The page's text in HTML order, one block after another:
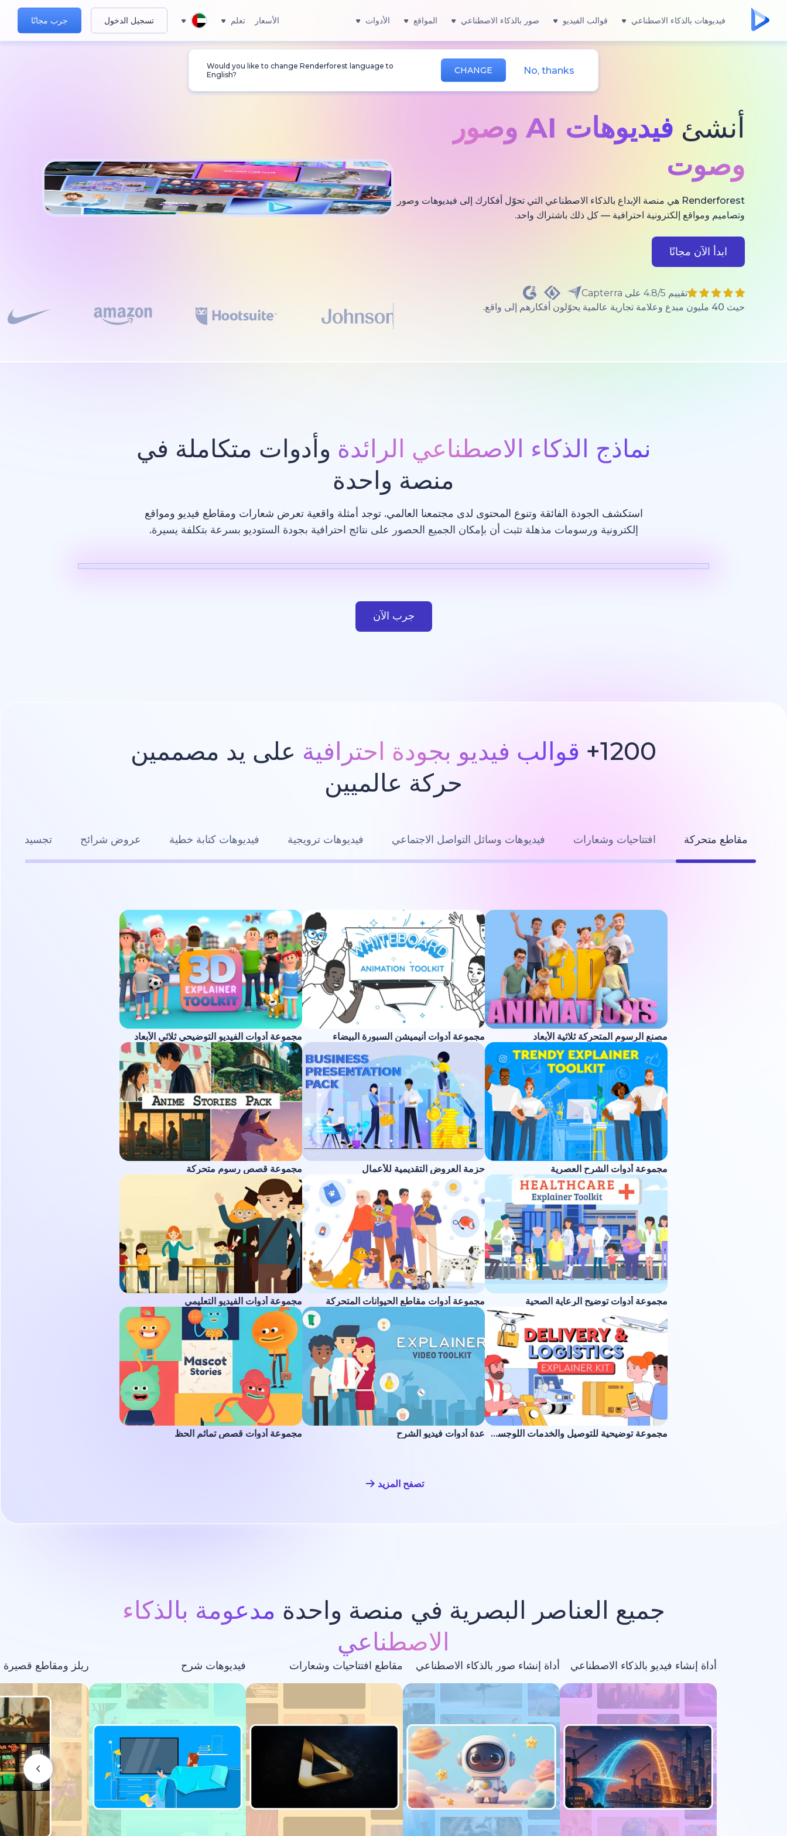
فيديوهات بالذكاء الاصطناعي قوالب الفيديو صور بالذكاء الاصطناعي المواقع الأدوات الأسعار تعلم تسجيل الدخول جرب مجانًا
Would you like to change Renderforest language to
English?
CHANGE No, thanks
أنشئ فيديوهات AI
وصور
وصوت
Renderforest هي منصة الإبداع بالذكاء الاصطناعي التي تحوّل أفكارك إلى فيديوهات وصور
وتصاميم ومواقع إلكترونية احترافية — كل ذلك باشتراك واحد.
ابدأ الآن مجانًا
تقييم 4.8/5 على Capterra
حيث 40 مليون مبدع وعلامة تجارية عالمية يحوّلون أفكارهم إلى واقع.
نماذج الذكاء الاصطناعي الرائدة وأدوات متكاملة في
منصة واحدة
استكشف الجودة الفائقة وتنوع المحتوى لدى مجتمعنا العالمي. توجد أمثلة واقعية تعرض شعارات ومقاطع فيديو ومواقع
إلكترونية ورسومات مذهلة تثبت أن بإمكان الجميع الحصور على نتائج احترافية بجودة الستوديو بسرعة بتكلفة يسيرة.
جرب الآن
1200+ قوالب فيديو بجودة احترافية على يد مصممين
حركة عالميين
مقاطع متحركة افتتاحيات وشعارات فيديوهات وسائل التواصل الاجتماعي فيديوهات ترويجية فيديوهات كتابة خطية عروض شرائح تجسيد
مصنع الرسوم المتحركة ثلاثية الأبعاد مجموعة أدوات أنيميشن السبورة البيضاء مجموعة أدوات الفيديو التوضيحي ثلاثي الأبعاد
مجموعة أدوات الشرح العصرية حزمة العروض التقديمية للأعمال مجموعة قصص رسوم متحركة
مجموعة أدوات توضيح الرعاية الصحية مجموعة أدوات مقاطع الحيوانات المتحركة مجموعة أدوات الفيديو التعليمي
مجموعة توضيحية للتوصيل والخدمات اللوجستية عدة أدوات فيديو الشرح مجموعة أدوات قصص تمائم الحظ
تصفح المزيد
جميع العناصر البصرية في منصة واحدة مدعومة بالذكاء
الاصطناعي
أداة إنشاء فيديو بالذكاء الاصطناعي أداة إنشاء صور بالذكاء الاصطناعي مقاطع افتتاحيات وشعارات فيديوهات شرح ريلز ومقاطع قصيرة